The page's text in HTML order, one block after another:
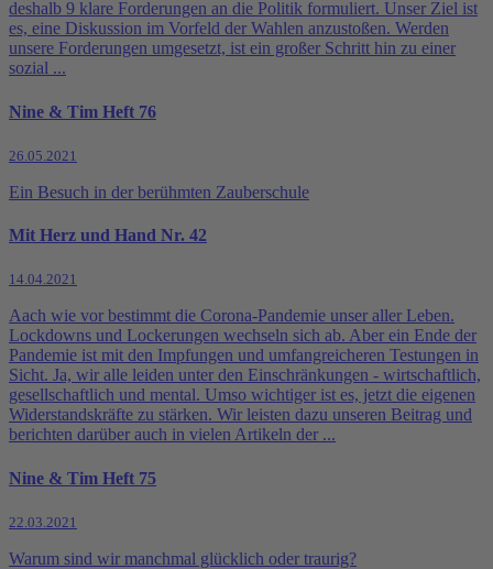
deshalb 9 klare Forderungen an die Politik formuliert. Unser Ziel ist
es, eine Diskussion im Vorfeld der Wahlen anzustoßen. Werden
unsere Forderungen umgesetzt, ist ein großer Schritt hin zu einer
sozial ...
Nine & Tim Heft 76
26.05.2021
Ein Besuch in der berühmten Zauberschule
Mit Herz und Hand Nr. 42
14.04.2021
Aach wie vor bestimmt die Corona-Pandemie unser aller Leben.
Lockdowns und Lockerungen wechseln sich ab. Aber ein Ende der
Pandemie ist mit den Impfungen und umfangreicheren Testungen in
Sicht. Ja, wir alle leiden unter den Einschränkungen - wirtschaftlich,
gesellschaftlich und mental. Umso wichtiger ist es, jetzt die eigenen
Widerstandskräfte zu stärken. Wir leisten dazu unseren Beitrag und
berichten darüber auch in vielen Artikeln der ...
Nine & Tim Heft 75
22.03.2021
Warum sind wir manchmal glücklich oder traurig?